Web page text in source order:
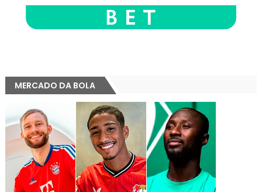
MERCADO DA BOLA